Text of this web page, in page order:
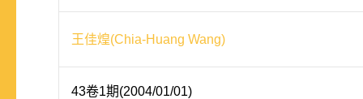
王佳煌(Chia-Huang Wang)
43卷1期(2004/01/01)